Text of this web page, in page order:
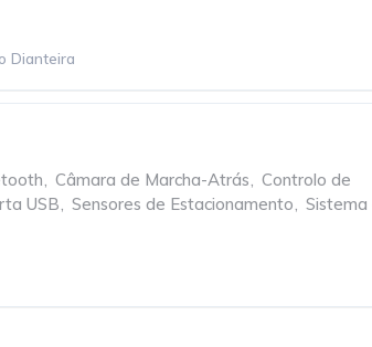
Dianteira
, Câmara de Marcha-Atrás, Controlo de
USB, Sensores de Estacionamento, Sistema